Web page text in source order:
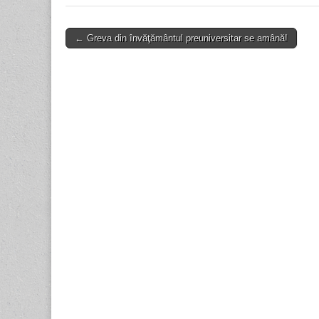
Post
← Greva din învăţământul preuniversitar se amână!